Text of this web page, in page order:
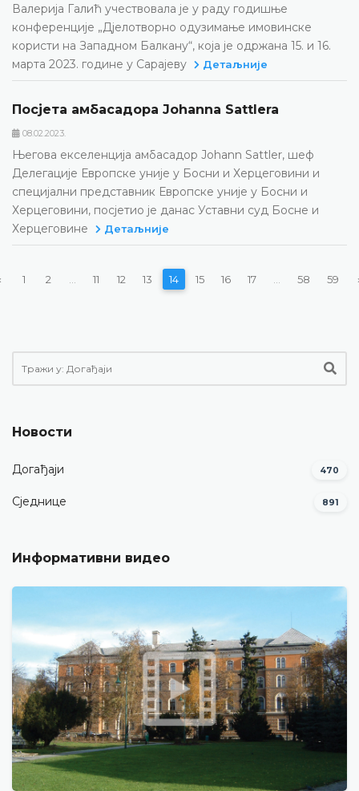
Валерија Галић учествовала је у раду годишње
конференције „Дјелотворно одузимање имовинске
користи на Западном Балкану“, која је одржана 15. и 16.
марта 2023. године у Сарајеву
Детаљније
Посјета амбасадора Johanna Sattlera
08.02.2023.
Његова екселенција амбасадор Johann Sattler, шеф
Делегације Европске уније у Босни и Херцеговини и
специјални представник Европске уније у Босни и
Херцеговини, посјетио је данас Уставни суд Босне и
Херцеговине
Детаљније
1 2 11 12 13 14 15 16 17 58 59
Новости
Догађаји 470
Сједнице 891
Информативни видео